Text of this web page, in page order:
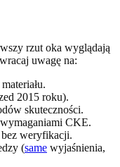
rzut oka wyglądają
uwagę na:
2015 roku).
skuteczności.
CKE.
weryfikacji.
(same wyjaśnienia,